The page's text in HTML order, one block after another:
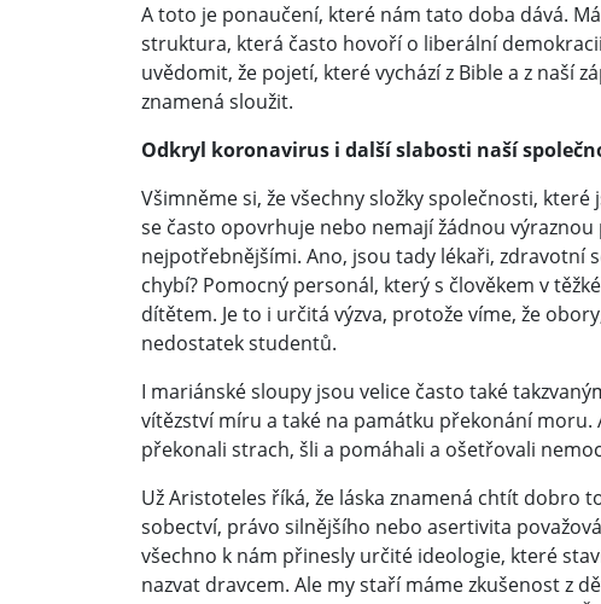
A toto je ponaučení, které nám tato doba dává.
struktura, která často hovoří o liberální
uvědomit, že pojetí, které vychází z Bible a z naší
znamená sloužit.
Odkryl koronavirus i další slabosti naší
Všimněme si, že všechny složky společnosti,
se často opovrhuje nebo nemají žádnou výraznou
nejpotřebnějšími. Ano, jsou tady lékaři, zdravotní
chybí? Pomocný personál, který s člověkem v
dítětem. Je to i určitá výzva, protože víme, že
nedostatek studentů.
I mariánské sloupy jsou velice často také
vítězství míru a také na památku překonání moru.
překonali strach, šli a pomáhali a ošetřovali
Už Aristoteles říká, že láska znamená chtít dobro
sobectví, právo silnějšího nebo asertivita
všechno k nám přinesly určité ideologie, které
nazvat dravcem. Ale my staří máme zkušenost z